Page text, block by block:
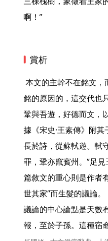
啊！”
賞析
銘的原因的，這交代也
鞏與吾遊，好德而文，
據《宋史·王素傳》附其
長於詩，從蘇軾遊。
罪，鞏亦竄賓州。”足
篇敘文的重心則是作者
世其家”而生髮的議論。
議論的中心論點是天數
報，至於子孫。這種宿